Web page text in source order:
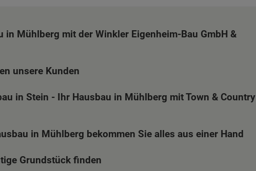
in Mühlberg mit der Winkler Eigenheim-Bau GmbH &
unsere Kunden
in Stein - Ihr Hausbau in Mühlberg mit Town & Country
in Mühlberg bekommen Sie alles aus einer Hand
Grundstück finden